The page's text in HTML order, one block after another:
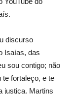
discurso
Isaías, das
sou contigo; não
fortaleço, e te
justiça. Martins